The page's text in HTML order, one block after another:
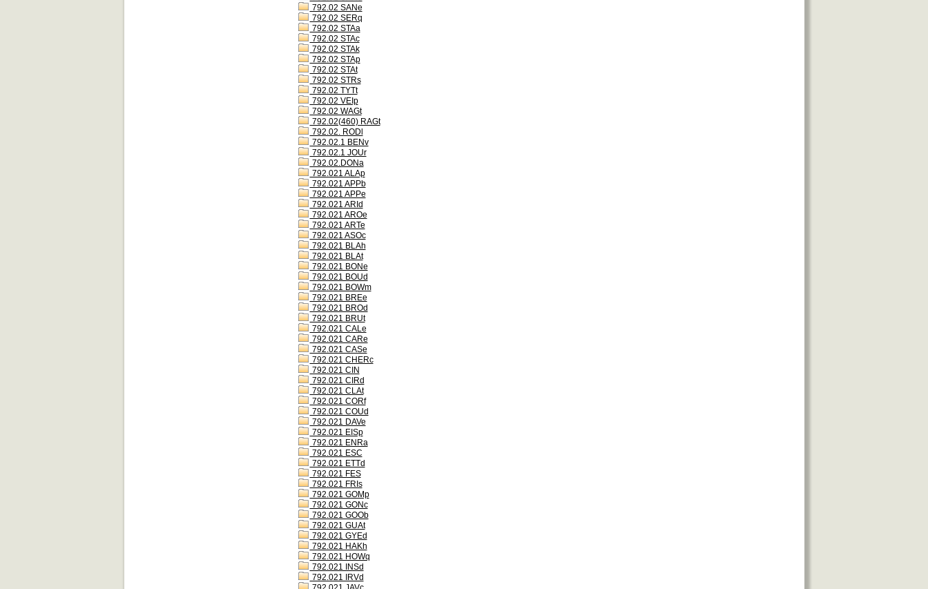
792.02 SANe
792.02 SERq
792.02 STAa
792.02 STAc
792.02 STAk
792.02 STAp
792.02 STAt
792.02 STRs
792.02 TYTt
792.02 VEIp
792.02 WAGt
792.02(460) RAGt
792.02. RODl
792.02.1 BENv
792.02.1 JOUr
792.02.DONa
792.021 ALAp
792.021 APPb
792.021 APPe
792.021 ARId
792.021 AROe
792.021 ARTe
792.021 ASOc
792.021 BLAh
792.021 BLAt
792.021 BONe
792.021 BOUd
792.021 BOWm
792.021 BREe
792.021 BROd
792.021 BRUt
792.021 CALe
792.021 CARe
792.021 CASe
792.021 CHERc
792.021 CIN
792.021 CIRd
792.021 CLAt
792.021 CORf
792.021 COUd
792.021 DAVe
792.021 EISp
792.021 ENRa
792.021 ESC
792.021 ETTd
792.021 FES
792.021 FRIs
792.021 GOMp
792.021 GONc
792.021 GOOb
792.021 GUAt
792.021 GYEd
792.021 HAKh
792.021 HOWq
792.021 INSd
792.021 IRVd